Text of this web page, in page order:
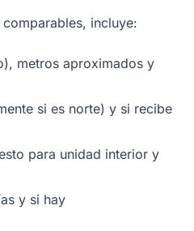
incluye:
metros aproximados y
si es norte) y si recibe
para unidad interior y
y si hay